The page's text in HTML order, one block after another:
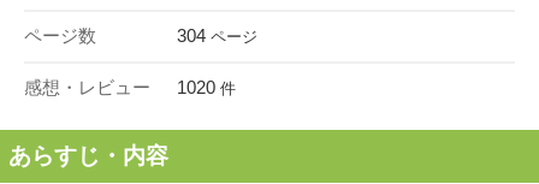
ページ数 304 ページ
感想・レビュー 1020 件
あらすじ・内容